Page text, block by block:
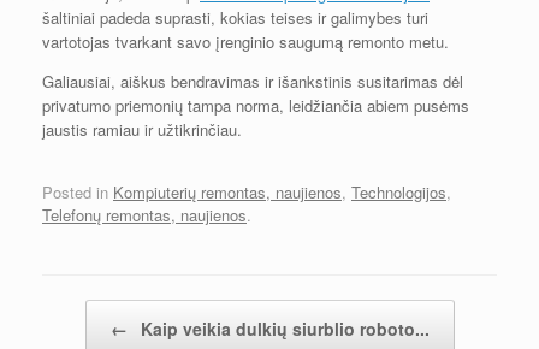
šaltiniai padeda suprasti, kokias teises ir galimybes turi
vartotojas tvarkant savo įrenginio saugumą remonto metu.
Galiausiai, aiškus bendravimas ir išankstinis susitarimas dėl
privatumo priemonių tampa norma, leidžiančia abiem pusėms
jaustis ramiau ir užtikrinčiau.
Posted in Kompiuterių remontas, naujienos, Technologijos,
Telefonų remontas, naujienos.
← Kaip veikia dulkių siurblio roboto...